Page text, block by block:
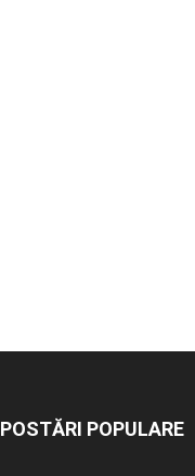
POSTĂRI POPULARE